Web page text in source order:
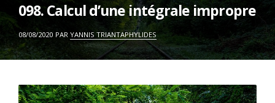
098. Calcul d’une intégrale impropre
ON
08/08/2020 PAR YANNIS TRIANTAPHYLIDES